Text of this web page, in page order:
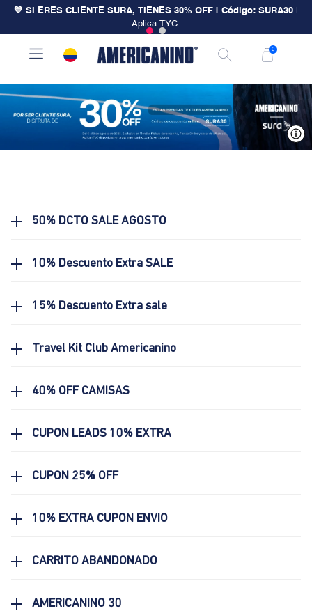
💙 SI ERES CLIENTE SURA, TIENES 30% OFF | Código: SURA30
Aplica TYC.
0
50% DCTO SALE AGOSTO
10% Descuento Extra SALE
15% Descuento Extra sale
Travel Kit Club Americanino
40% OFF CAMISAS
CUPON LEADS 10% EXTRA
CUPON 25% OFF
10% EXTRA CUPON ENVIO
CARRITO ABANDONADO
AMERICANINO 30